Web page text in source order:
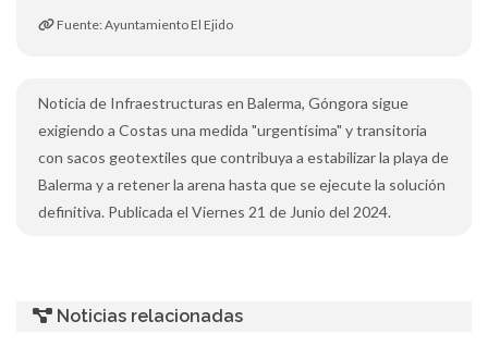
Fuente: Ayuntamiento El Ejido
Noticia de Infraestructuras en Balerma, Góngora sigue
exigiendo a Costas una medida "urgentísima" y transitoria
con sacos geotextiles que contribuya a estabilizar la playa de
Balerma y a retener la arena hasta que se ejecute la solución
definitiva. Publicada el Viernes 21 de Junio del 2024.
Noticias relacionadas